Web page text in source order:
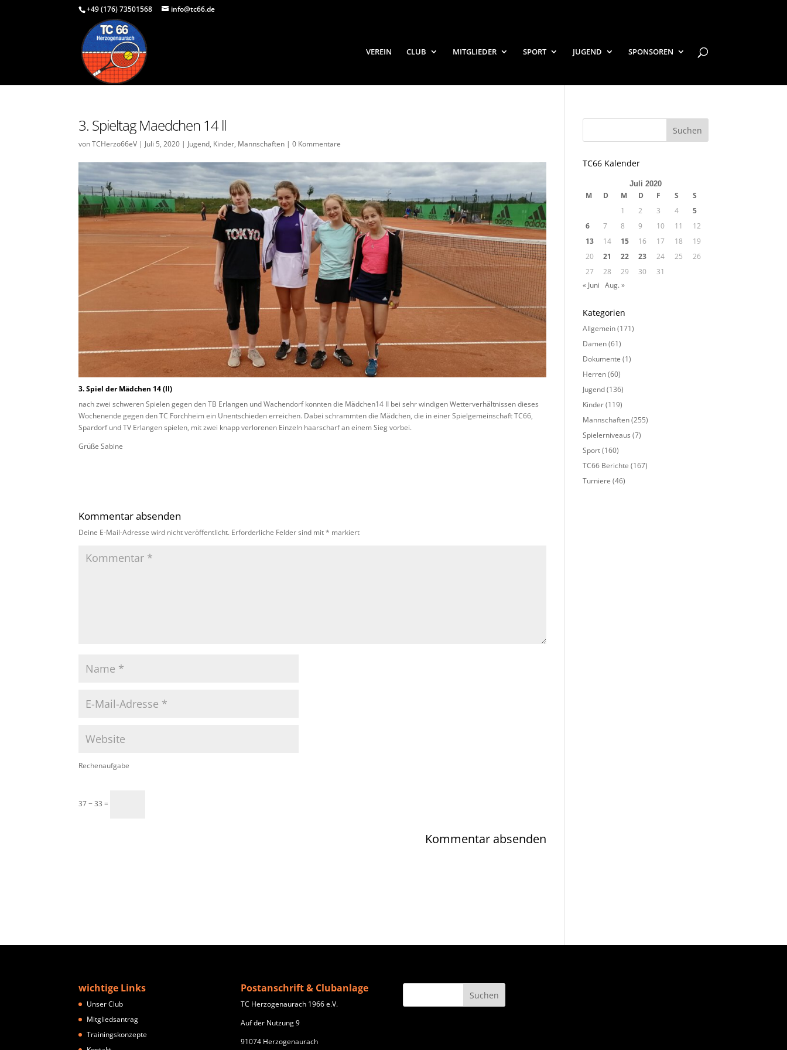
+49 (176) 73501568 info@tc66.de
VEREIN CLUB MITGLIEDER SPORT JUGEND SPONSOREN
3. Spieltag Maedchen 14 ll
vonTCHerzo66eV | Juli 5, 2020 | Jugend, Kinder, Mannschaften |0 Kommentare
3. Spiel der Mädchen 14 (II)
nach zwei schweren Spielen gegen den TB Erlangen und Wachendorf konnten die Mädchen14 II bei sehr windigen Wetterverhältnissen dieses
Wochenende gegen den TC Forchheim ein Unentschieden erreichen. Dabei schrammten die Mädchen, die in einer Spielgemeinschaft TC66,
Spardorf und TV Erlangen spielen, mit zwei knapp verlorenen Einzeln haarscharf an einem Sieg vorbei.
Grüße Sabine
Kommentar absenden
Deine E-Mail-Adresse wird nicht veröffentlicht. Erforderliche Felder sind mit* markiert
Rechenaufgabe
37 − 33 =
TC66 Kalender
Juli 2020
M D M D F S
S
1
2 3 4
5
6
7 8 9 10 11
12
13
14 15 16 17 18
19
20
21 22 23 24 25
26
27
28 29 30
31
« Juni Aug. »
Kategorien
Allgemein(171)
Damen(61)
Dokumente (1)
Herren(60)
Jugend(136)
Kinder(119)
Mannschaften(255)
Spielerniveaus (7)
Sport(160)
TC66 Berichte (167)
Turniere (46)
wichtige Links
Unser Club
Mitgliedsantrag
Trainingskonzepte
Postanschrift & Clubanlage
TC Herzogenaurach 1966 e.V.
Auf der Nutzung 9
91074 Herzogenaurach